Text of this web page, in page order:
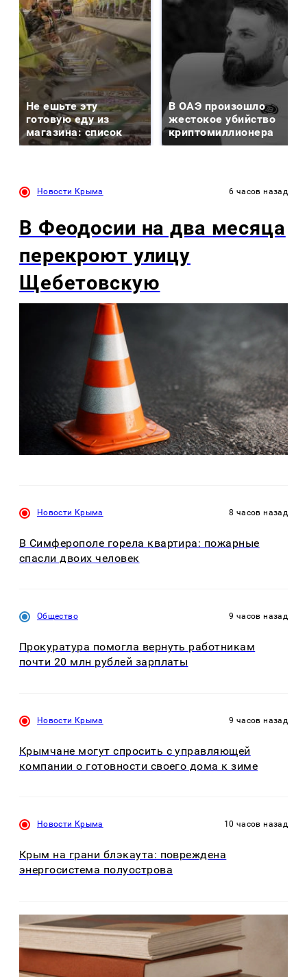
Не ешьте эту
готовую еду из
магазина: список
В ОАЭ произошло
жестокое убийство
криптомиллионера
Новости Крыма 6 часов назад
В Феодосии на два месяца
перекроют улицу
Щебетовскую
Новости Крыма 8 часов назад
В Симферополе горела квартира: пожарные
спасли двоих человек
Общество 9 часов назад
Прокуратура помогла вернуть работникам
почти 20 млн рублей зарплаты
Новости Крыма 9 часов назад
Крымчане могут спросить с управляющей
компании о готовности своего дома к зиме
Новости Крыма 10 часов назад
Крым на грани блэкаута: повреждена
энергосистема полуострова